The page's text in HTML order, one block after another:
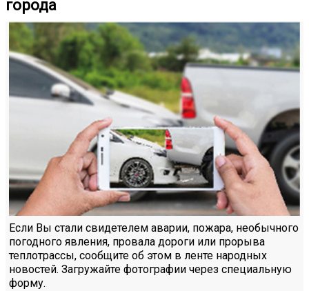
города
Если Вы стали свидетелем аварии, пожара, необычного
погодного явления, провала дороги или прорыва
теплотрассы, сообщите об этом в ленте народных
новостей. Загружайте фотографии через специальную
форму.